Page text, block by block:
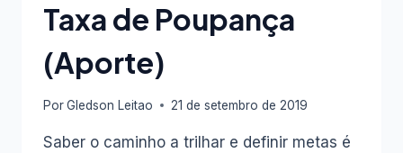
Taxa de Poupança
(Aporte)
PorGledson Leitao 21 de setembro de 2019
Saber o caminho a trilhar e definir metas é